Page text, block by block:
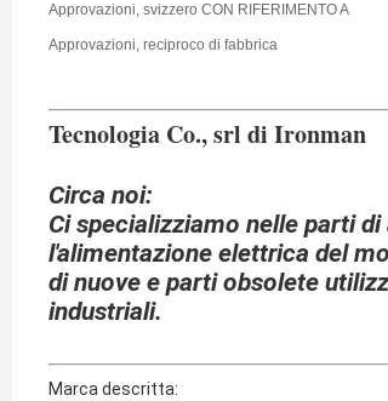
Approvazioni, svizzero CON RIFERIMENTO A
Approvazioni, reciproco di fabbrica
Tecnologia Co., srl di Ironman
Circa noi:
Ci specializziamo nelle parti
l'alimentazione elettrica del
di nuove e parti obsolete
industriali.
Marca descritta: